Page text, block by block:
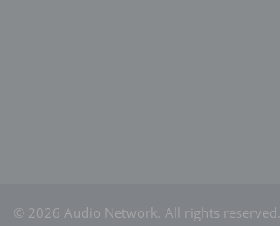
© 2026 Audio Network. All rights reserved.